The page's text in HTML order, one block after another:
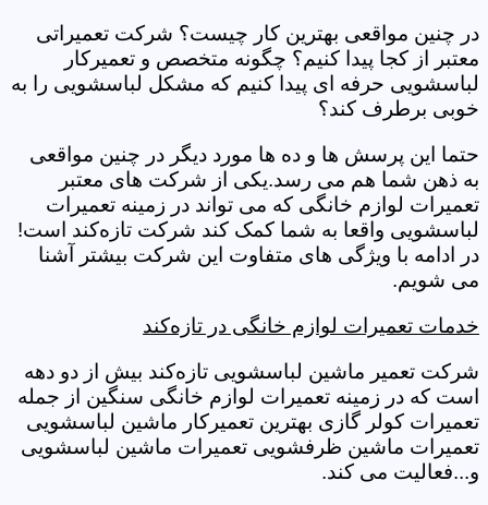
در چنین مواقعی بهترین کار چیست؟ شرکت تعمیراتی
معتبر از کجا پیدا کنیم؟ چگونه متخصص و تعمیرکار
لباسشویی حرفه ای پیدا کنیم که مشکل لباسشویی را به
خوبی برطرف کند؟
حتما این پرسش ها و ده ها مورد دیگر در چنین مواقعی
به ذهن شما هم می رسد.یکی از شرکت های معتبر
تعمیرات لوازم خانگی که می تواند در زمینه تعمیرات
لباسشویی واقعا به شما کمک کند شرکت تازه‌کند است!
در ادامه با ویژگی های متفاوت این شرکت بیشتر آشنا
می شویم.
خدمات تعمیرات لوازم خانگی در تازه‌کند
شرکت تعمیر ماشین لباسشویی تازه‌کند بیش از دو دهه
است که در زمینه تعمیرات لوازم خانگی سنگین از جمله
تعمیرات کولر گازی بهترین تعمیرکار ماشین لباسشویی
تعمیرات ماشین ظرفشویی تعمیرات ماشین لباسشویی
و...فعالیت می کند.